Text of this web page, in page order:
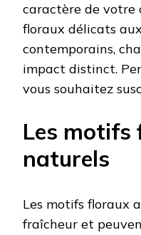
caractère de votre
floraux délicats
contemporains,
impact distinct.
vous souhaitez
Les motifs
naturels
Les motifs floraux
fraîcheur et